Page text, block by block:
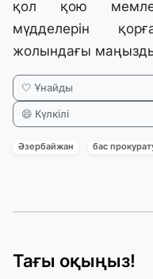
қол қою
мүдделерін
жолындағы
🤍 Ұнайды
😄 Күлкілі
Әзербайжан бас
Тағы оқыңыз!